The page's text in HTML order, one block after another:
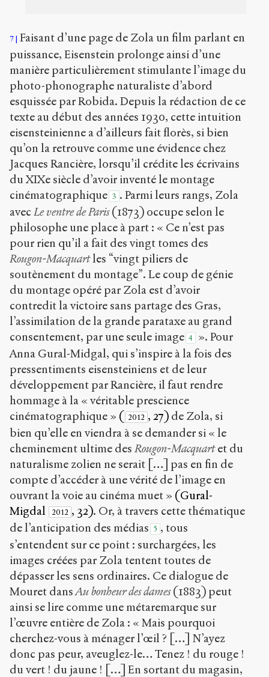
7 Faisant d’une page de Zola un film parlant en
puissance, Eisenstein prolonge ainsi d’une
manière particulièrement stimulante l’image du
photo-phonographe naturaliste d’abord
esquissée par Robida. Depuis la rédaction de ce
texte au début des années 1930, cette intuition
eisensteinienne a d’ailleurs fait florès, si bien
qu’on la retrouve comme une évidence chez
Jacques Rancière, lorsqu’il crédite les écrivains
du XIXe siècle d’avoir inventé le montage
cinématographique 3 . Parmi leurs rangs, Zola
avec Le ventre de Paris(1873) occupe selon le
philosophe une place à part : « Ce n’est pas
pour rien qu’il a fait des vingt tomes des
Rougon-Macquartles “vingt piliers de
soutènement du montage”. Le coup de génie
du montage opéré par Zola est d’avoir
contredit la victoire sans partage des Gras,
l’assimilation de la grande parataxe au grand
consentement, par une seule image 4
». Pour
Anna Gural-Midgal, qui s’inspire à la fois des
pressentiments eisensteiniens et de leur
développement par Rancière, il faut rendre
hommage à la « véritable prescience
cinématographique » ( 2012 , 27) de Zola, si
bien qu’elle en viendra à se demander si « le
cheminement ultime des Rougon-Macquartet du
naturalisme zolien ne serait […] pas en fin de
compte d’accéder à une vérité de l’image en
ouvrant la voie au cinéma muet » (Gural-
Migdal
2012 , 32). Or, à travers cette thématique
de l’anticipation des médias 5 , tous
s’entendent sur ce point : surchargées, les
images créées par Zola tentent toutes de
dépasser les sens ordinaires. Ce dialogue de
Mouret dansAu bonheur des dames(1883) peut
ainsi se lire comme une métaremarque sur
l’œuvre entière de Zola : « Mais pourquoi
cherchez-vous à ménager l’œil ? […] N’ayez
donc pas peur, aveuglez-le… Tenez ! du rouge !
du vert ! du jaune ! […] En sortant du magasin,